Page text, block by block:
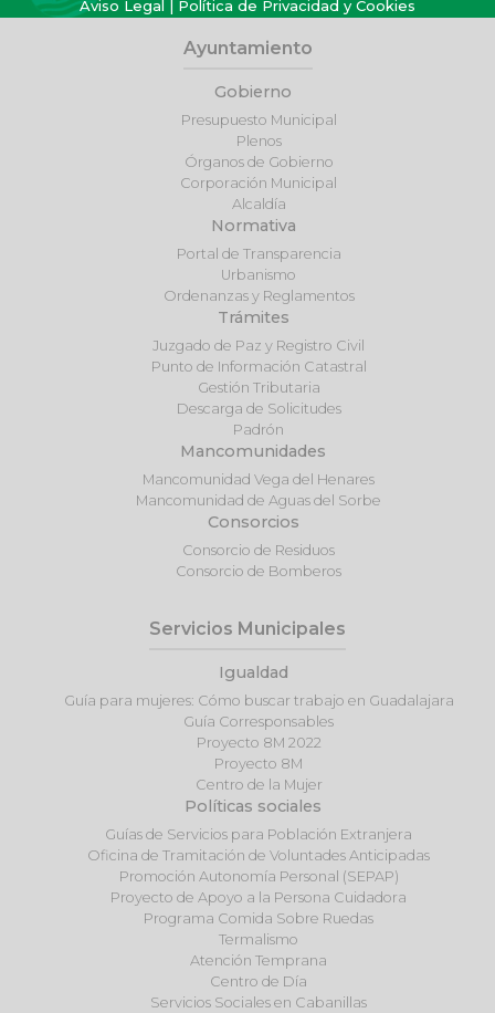
Aviso Legal Política de Privacidad y Cookies
Ayuntamiento
Gobierno
Presupuesto Municipal
Plenos
Órganos de Gobierno
Corporación Municipal
Alcaldía
Normativa
Portal de Transparencia
Urbanismo
Ordenanzas y Reglamentos
Trámites
Juzgado de Paz y Registro Civil
Punto de Información Catastral
Gestión Tributaria
Descarga de Solicitudes
Padrón
Mancomunidades
Mancomunidad Vega del Henares
Mancomunidad de Aguas del Sorbe
Consorcios
Consorcio de Residuos
Consorcio de Bomberos
Servicios Municipales
Igualdad
Guía para mujeres: Cómo buscar trabajo en Guadalajara
Guía Corresponsables
Proyecto 8M 2022
Proyecto 8M
Centro de la Mujer
Políticas sociales
Guías de Servicios para Población Extranjera
Oficina de Tramitación de Voluntades Anticipadas
Promoción Autonomía Personal (SEPAP)
Proyecto de Apoyo a la Persona Cuidadora
Programa Comida Sobre Ruedas
Termalismo
Atención Temprana
Centro de Día
Servicios Sociales en Cabanillas